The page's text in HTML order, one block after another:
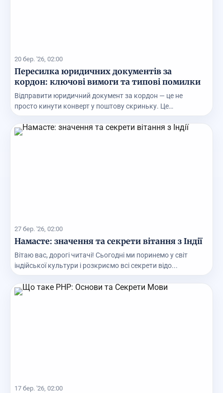
20 бер. '26, 02:00
Пересилка юридичних документів за
кордон: ключові вимоги та типові помилки
Відправити юридичний документ за кордон — це не
просто кинути конверт у поштову скриньку. Це
27 бер. '26, 02:00
Намасте: значення та секрети вітання з Індії
Вітаю вас, дорогі читачі! Сьогодні ми поринемо у світ
індійської культури і розкриємо всі секрети відо...
17 бер. '26, 02:00